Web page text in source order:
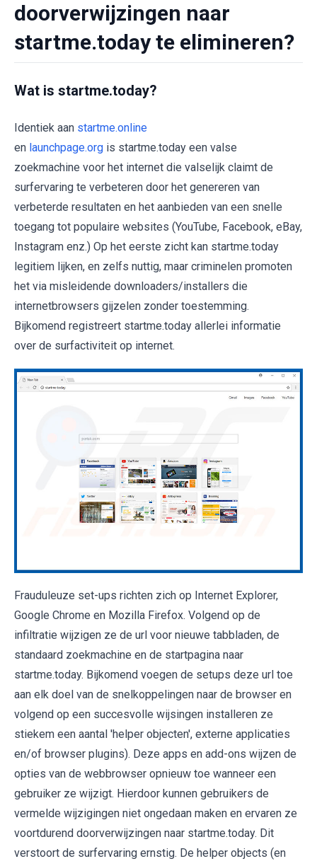
doorverwijzingen naar
startme.today te elimineren?
Wat is startme.today?
Identiek aan startme.online
en launchpage.org is startme.today een valse
zoekmachine voor het internet die valselijk claimt de
surfervaring te verbeteren door het genereren van
verbeterde resultaten en het aanbieden van een snelle
toegang tot populaire websites (YouTube, Facebook, eBay,
Instagram enz.) Op het eerste zicht kan startme.today
legitiem lijken, en zelfs nuttig, maar criminelen promoten
het via misleidende downloaders/installers die
internetbrowsers gijzelen zonder toestemming.
Bijkomend registreert startme.today allerlei informatie
over de surfactiviteit op internet.
Frauduleuze set-ups richten zich op Internet Explorer,
Google Chrome en Mozilla Firefox. Volgend op de
infiltratie wijzigen ze de url voor nieuwe tabbladen, de
standaard zoekmachine en de startpagina naar
startme.today. Bijkomend voegen de setups deze url toe
aan elk doel van de snelkoppelingen naar de browser en
volgend op een succesvolle wijsingen installeren ze
stiekem een aantal 'helper objecten', externe applicaties
en/of browser plugins). Deze apps en add-ons wijzen de
opties van de webbrowser opnieuw toe wanneer een
gebruiker ze wijzigt. Hierdoor kunnen gebruikers de
vermelde wijzigingen niet ongedaan maken en ervaren ze
voortdurend doorverwijzingen naar startme.today. Dit
verstoort de surfervaring ernstig. De helper objects (en